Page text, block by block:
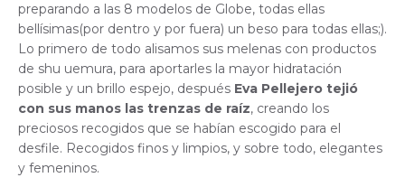
preparando a las 8 modelos de Globe, todas ellas
bellísimas(por dentro y por fuera) un beso para todas ellas;).
Lo primero de todo alisamos sus melenas con productos
de shu uemura, para aportarles la mayor hidratación
posible y un brillo espejo, después Eva Pellejero tejió
con sus manos las trenzas de raíz, creando los
preciosos recogidos que se habían escogido para el
desfile. Recogidos finos y limpios, y sobre todo, elegantes
y femeninos.